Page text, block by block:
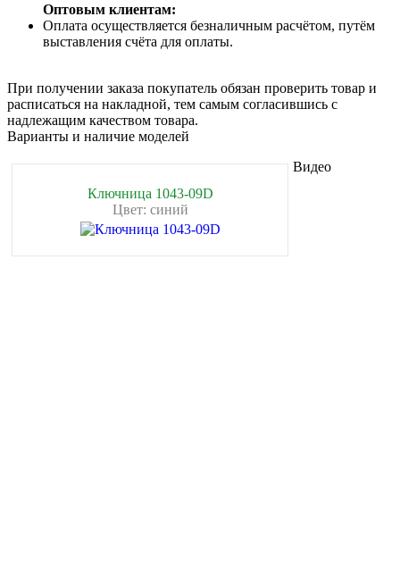
Оптовым клиентам:
Оплата осуществляется безналичным расчётом, путём
выставления счёта для оплаты.
При получении заказа покупатель обязан проверить товар и
расписаться на накладной, тем самым согласившись с
надлежащим качеством товара.
Варианты и наличие моделей
Ключница 1043-09D
Цвет: синий
Видео